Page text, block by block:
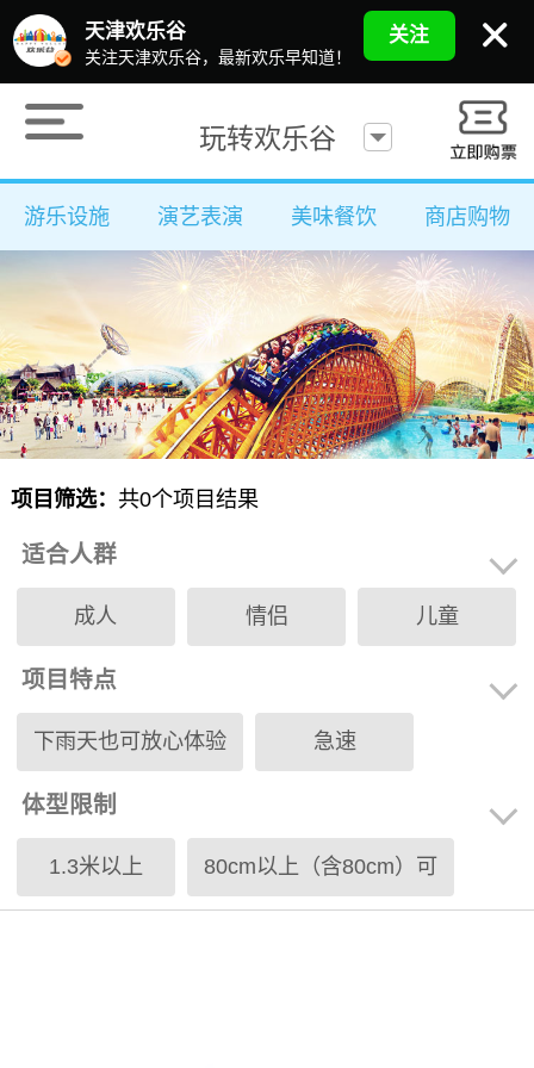
天津欢乐谷
关注天津欢乐谷，最新欢乐早知道！
关注
玩转欢乐谷
游乐设施 演艺表演 美味餐饮 商店购物
项目筛选： 共0个项目结果
适合人群
成人 情侣 儿童
项目特点
下雨天也可放心体验 急速
孕妇不宜
体型限制
1.3米以上 80cm以上（含80cm）可